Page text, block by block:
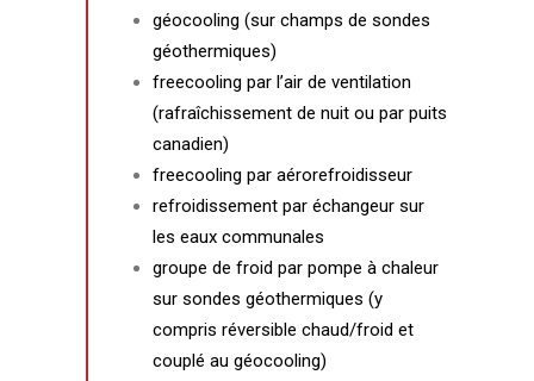
géocooling (sur champs de sondes
géothermiques)
freecooling par l’air de ventilation
(rafraîchissement de nuit ou par puits
canadien)
freecooling par aérorefroidisseur
refroidissement par échangeur sur
les eaux communales
groupe de froid par pompe à chaleur
sur sondes géothermiques (y
compris réversible chaud/froid et
couplé au géocooling)